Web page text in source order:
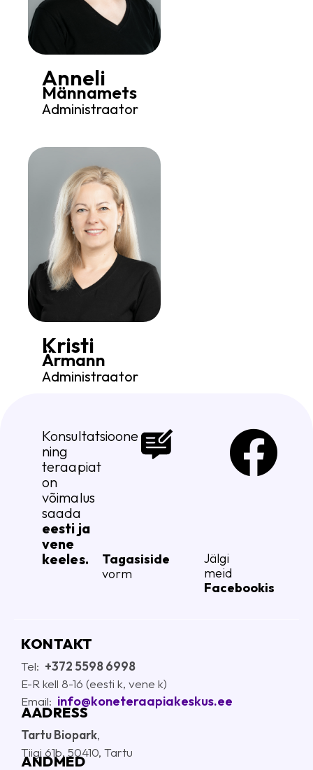
Anneli
Männamets
Administraator
Kristi
Ärmann
Administraator
Konsultatsioone
ning
teraapiat
on
võimalus
saada
eesti ja
vene
keeles.
Tagasiside
vorm
Jälgi
meid
Facebookis
KONTAKT
Tel: +372 5598 6998
E-R kell 8-16 (eesti k, vene k)
Email: info@koneteraapiakeskus.ee
AADRESS
Tartu Biopark,
Tiigi 61b, 50410, Tartu
ANDMED